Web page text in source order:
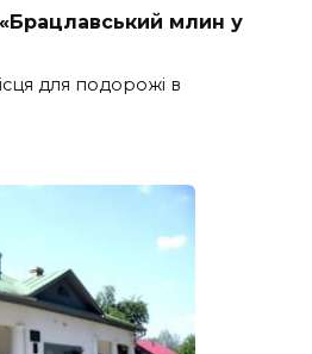
«Брацлавський млин у
для подорожі в